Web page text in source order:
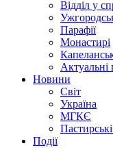
Відділ у
Парафії
Монастирі
Актуальні
Новини
Світ
Україна
МГКЄ
Події